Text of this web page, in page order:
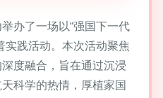
办了一场以“强国下一代
实践活动。本次活动聚焦
度融合，旨在通过沉浸
科学的热情，厚植家国